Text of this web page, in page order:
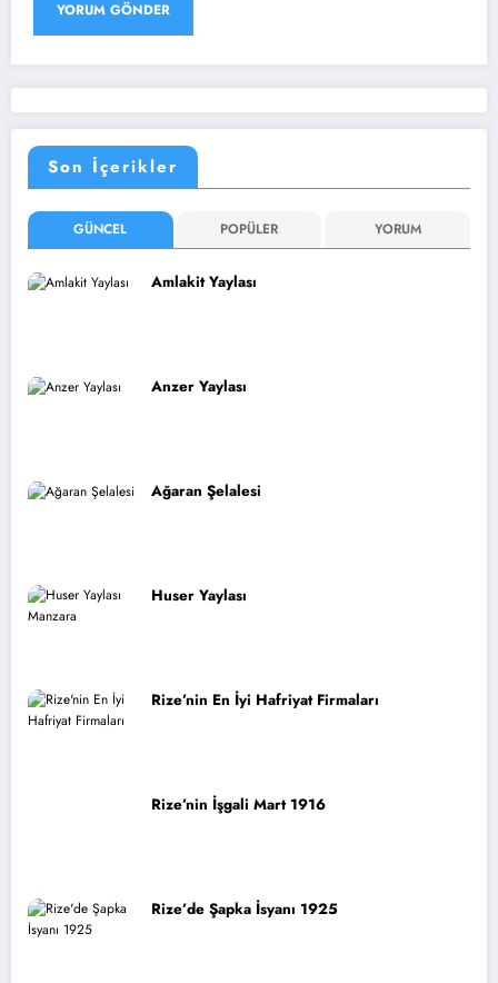
Son İçerikler
GÜNCEL POPÜLER YORUM
Amlakit Yaylası
Anzer Yaylası
Ağaran Şelalesi
Huser Yaylası
Rize’nin En İyi Hafriyat Firmaları
Rize’nin İşgali Mart 1916
Rize’de Şapka İsyanı 1925